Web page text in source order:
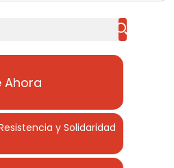
Ahora
y Solidaridad